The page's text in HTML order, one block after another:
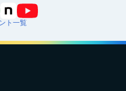
ト一覧